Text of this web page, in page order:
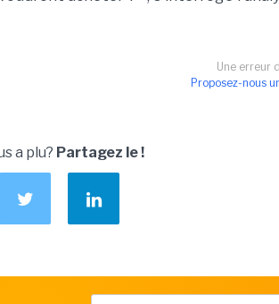
Une erreur
Proposez-nous
a plu? Partagez le !